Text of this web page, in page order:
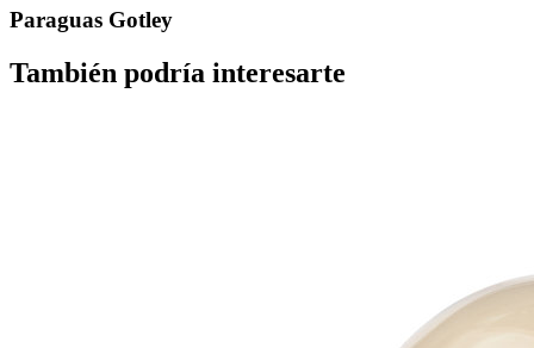
Paraguas Gotley
También podría interesarte